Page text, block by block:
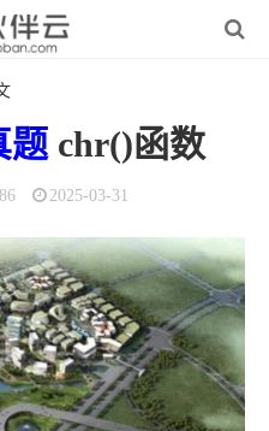
题 chr()函数
2025-03-31